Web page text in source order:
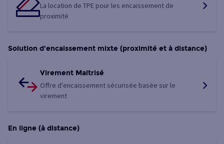
La location de TPE pour les encaissement de
proximité
Solution d'encaissement mixte (proximité et à distance)
Virement Maitrisé
Offre d'encaissement sécurisée basée sur le
virement
En ligne (à distance)